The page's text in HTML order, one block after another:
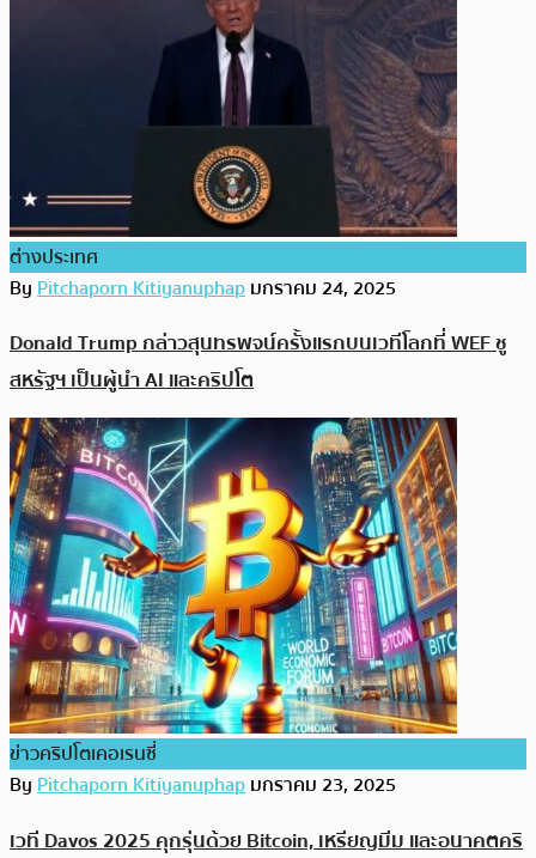
ต่างประเทศ
ByPitchaporn Kitiyanuphapมกราคม 24, 2025
Donald Trump กล่าวสุนทรพจน์ครั้งแรกบนเวทีโลกที่ WEF ชู
สหรัฐฯ เป็นผู้นำ AI และคริปโต
ข่าวคริปโตเคอเรนซี่
ByPitchaporn Kitiyanuphapมกราคม 23, 2025
เวที Davos 2025 คุกรุ่นด้วย Bitcoin, เหรียญมีม และอนาคตคริ